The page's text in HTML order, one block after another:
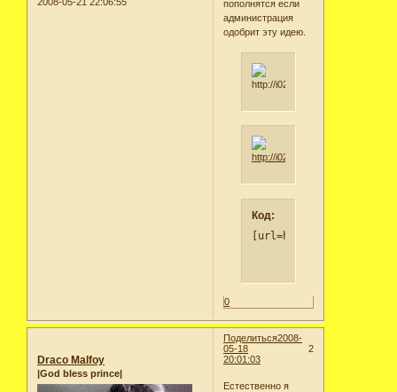
пополнятся если
администрация
одобрит эту идею.
Код:
[url=http://
0
Поделиться
2
2008-
05-18
20:01:03
Draco Malfoy
|God bless prince|
Естественно я